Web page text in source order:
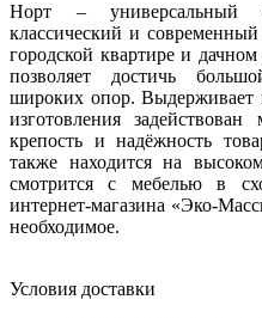
Норт – универсальный
классический и
городской квартире и
позволяет достичь
широких опор. Выдерживает
изготовления
крепость и надёжность
также находится на
смотрится с мебелью в
интернет-магазина «Эко-
необходимое.
Условия доставки